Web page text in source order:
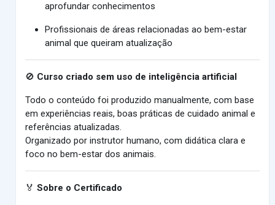
aprofundar conhecimentos
Profissionais de áreas relacionadas ao bem-estar
animal que queiram atualização
🚫 Curso criado sem uso de inteligência artificial
Todo o conteúdo foi produzido manualmente, com base
em experiências reais, boas práticas de cuidado animal e
referências atualizadas.
Organizado por instrutor humano, com didática clara e
foco no bem-estar dos animais.
🏅 Sobre o Certificado